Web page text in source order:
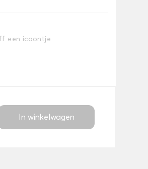
een icoontje
In winkelwagen